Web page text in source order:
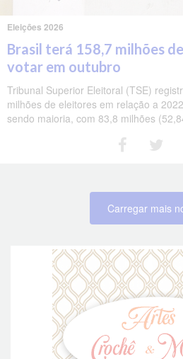
Eleições 2026
Brasil terá 158,7 milhões
votar em outubro
Tribunal Superior Eleitoral (TSE)
milhões de eleitores em relação a
sendo maioria, com 83,8 milhões
Carregar mais